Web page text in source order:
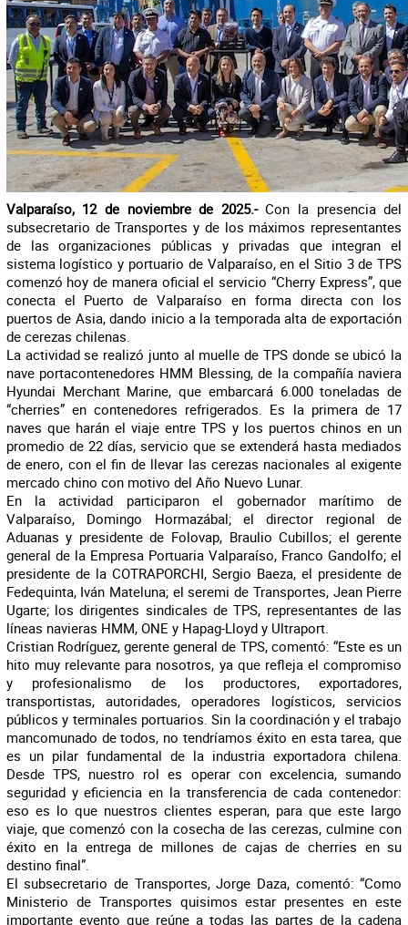
Valparaíso, 12 de noviembre de 2025.-Con la presencia del
subsecretario de Transportes y de los máximos representantes
de las organizaciones públicas y privadas que integran el
sistema logístico y portuario de Valparaíso, en el Sitio 3 de TPS
comenzó hoy de manera oficial el servicio “Cherry Express”, que
conecta el Puerto de Valparaíso en forma directa con los
puertos de Asia, dando inicio a la temporada alta de exportación
de cerezas chilenas.
La actividad se realizó junto al muelle de TPS donde se ubicó la
nave portacontenedores HMM Blessing, de la compañía naviera
Hyundai Merchant Marine, que embarcará 6.000 toneladas de
“cherries” en contenedores refrigerados. Es la primera de 17
naves que harán el viaje entre TPS y los puertos chinos en un
promedio de 22 días, servicio que se extenderá hasta mediados
de enero, con el fin de llevar las cerezas nacionales al exigente
mercado chino con motivo del Año Nuevo Lunar.
En la actividad participaron el gobernador marítimo de
Valparaíso, Domingo Hormazábal; el director regional de
Aduanas y presidente de Folovap, Braulio Cubillos; el gerente
general de la Empresa Portuaria Valparaíso, Franco Gandolfo; el
presidente de la COTRAPORCHI, Sergio Baeza, el presidente de
Fedequinta, Iván Mateluna; el seremi de Transportes, Jean Pierre
Ugarte; los dirigentes sindicales de TPS, representantes de las
líneas navieras HMM, ONE y Hapag-Lloyd y Ultraport.
Cristian Rodríguez, gerente general de TPS, comentó: “Este es un
hito muy relevante para nosotros, ya que refleja el compromiso
y profesionalismo de los productores, exportadores,
transportistas, autoridades, operadores logísticos, servicios
públicos y terminales portuarios. Sin la coordinación y el trabajo
mancomunado de todos, no tendríamos éxito en esta tarea, que
es un pilar fundamental de la industria exportadora chilena.
Desde TPS, nuestro rol es operar con excelencia, sumando
seguridad y eficiencia en la transferencia de cada contenedor:
eso es lo que nuestros clientes esperan, para que este largo
viaje, que comenzó con la cosecha de las cerezas, culmine con
éxito en la entrega de millones de cajas de cherries en su
destino final”.
El subsecretario de Transportes, Jorge Daza, comentó: “Como
Ministerio de Transportes quisimos estar presentes en este
importante evento que reúne a todas las partes de la cadena